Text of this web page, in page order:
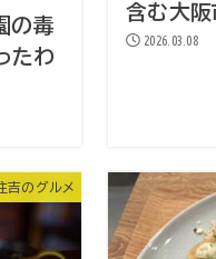
の毒
たわ
含む大
2026.03.08
吉のグルメ